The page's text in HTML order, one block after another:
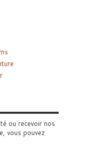
ou recevoir nos
vous pouvez